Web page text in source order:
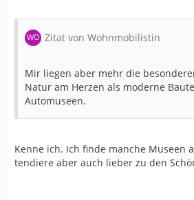
Zitat von Wohnmobilistin
Mir liegen aber mehr die
Natur am Herzen als moderne
Automuseen.
Kenne ich. Ich finde manche Museen
tendiere aber auch lieber zu den